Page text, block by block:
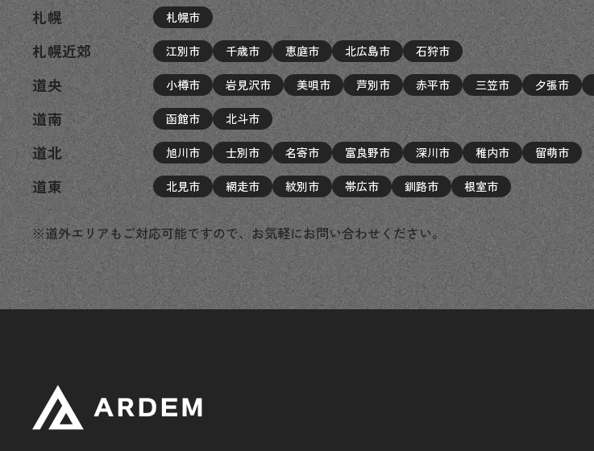
札幌 札幌市
札幌近郊 江別市 千歳市 恵庭市 北広島市 石狩市
道央 小樽市 岩見沢市 美唄市 芦別市 赤平市 三笠市 夕張市
道南 函館市 北斗市
道北 旭川市 士別市 名寄市 富良野市 深川市 稚内市 留萌市
道東 北見市 網走市 紋別市 帯広市 釧路市 根室市
※道外エリアもご対応可能ですので、お気軽にお問い合わせください。